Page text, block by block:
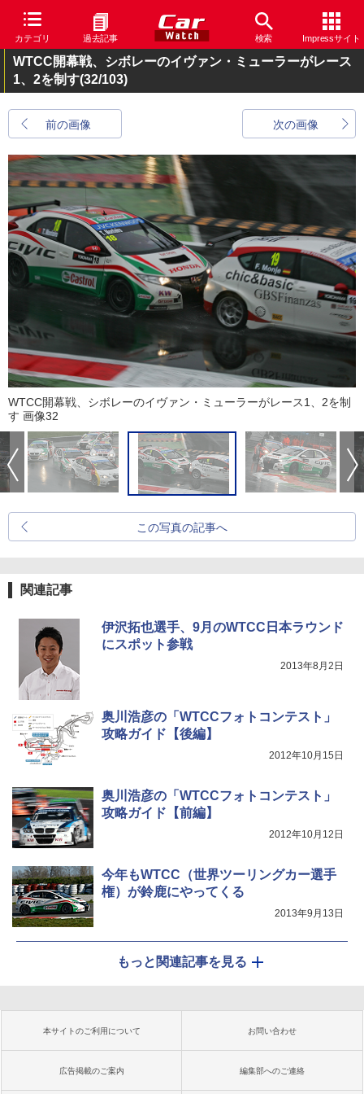
カテゴリ 過去記事 検索 Impressサイト
WTCC開幕戦、シボレーのイヴァン・ミューラーがレース
1、2を制す(32/103)
前の画像 次の画像
WTCC開幕戦、シボレーのイヴァン・ミューラーがレース1、2を制
す 画像32
この写真の記事へ
関連記事
伊沢拓也選手、9月のWTCC日本ラウンド
にスポット参戦
2013年8月2日
奥川浩彦の「WTCCフォトコンテスト」
攻略ガイド【後編】
2012年10月15日
奥川浩彦の「WTCCフォトコンテスト」
攻略ガイド【前編】
2012年10月12日
今年もWTCC（世界ツーリングカー選手
権）が鈴鹿にやってくる
2013年9月13日
もっと関連記事を見る
本サイトのご利用について お問い合わせ
広告掲載のご案内 編集部へのご連絡